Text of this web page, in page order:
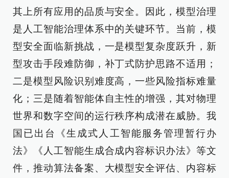
其上所有应用的品质与安全。因此，模型治理
是人工智能治理体系中的关键环节。当前，模
型安全面临新挑战，一是模型复杂度跃升，新
型攻击手段难防御，补丁式防护思路不适用；
二是模型风险识别难度高，一些风险指标难量
化；三是随着智能体自主性的增强，其对物理
世界和数字空间的运行秩序构成潜在威胁。我
国已出台《生成式人工智能服务管理暂行办
法》《人工智能生成合成内容标识办法》等文
件，推动算法备案、大模型安全评估、内容标